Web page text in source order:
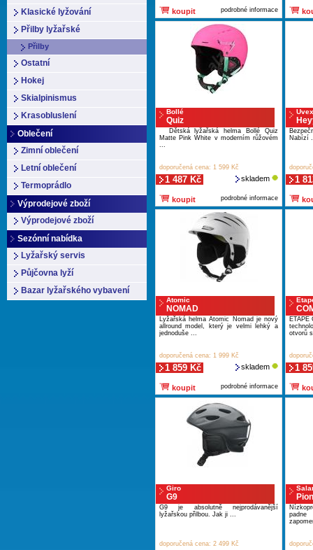
Klasické lyžování
Přilby lyžařské
Přilby
Ostatní
Hokej
Skialpinismus
Krasobluslení
Oblečení
Zimní oblečení
Letní oblečení
Termoprádlo
Výprodejové zboží
Výprodejové zboží
Sezónní nabídka
Lyžařský servis
Půjčovna lyží
Bazar lyžařského vybavení
koupit podrobné informace
Bollé
Quiz
Dětská lyžařská helma Bollé Quiz
Matte Pink White v moderním růžovém
...
doporučená cena: 1 599 Kč
1 487 Kč skladem
koupit podrobné informace
Uvex
Nabízí
1
Atomic
NOMAD
Lyžařská helma Atomic Nomad je nový
allround model, který je velmi lehký a
jednoduše ...
doporučená cena: 1 999 Kč
1 859 Kč skladem
koupit podrobné informace
ETAPE
otvorů
1
Giro
G9
G9 je absolutně nejprodávanější
lyžařskou přilbou. Jak ji ...
doporučená cena: 2 499 Kč